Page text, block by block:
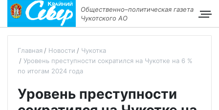
Общественно–политическая газета
Чукотского АО
Главная Новости
Чукотка
Уровень преступности сократился на Чукотке на 6 %
по итогам 2024 года
Уровень преступности